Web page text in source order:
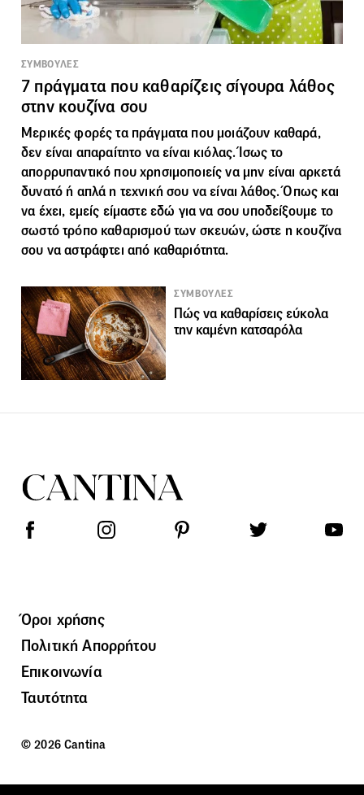
ΣΥΜΒΟΥΛΕΣ
7 πράγματα που καθαρίζεις σίγουρα λάθος
στην κουζίνα σου
Μερικές φορές τα πράγματα που μοιάζουν καθαρά,
δεν είναι απαραίτητο να είναι κιόλας. Ίσως το
απορρυπαντικό που χρησιμοποιείς να μην είναι αρκετά
δυνατό ή απλά η τεχνική σου να είναι λάθος. Όπως και
να έχει, εμείς είμαστε εδώ για να σου υποδείξουμε το
σωστό τρόπο καθαρισμού των σκευών, ώστε η κουζίνα
σου να αστράφτει από καθαριότητα.
ΣΥΜΒΟΥΛΕΣ
Πώς να καθαρίσεις εύκολα
την καμένη κατσαρόλα
Όροι χρήσης
Πολιτική Απορρήτου
Επικοινωνία
Ταυτότητα
© 2026 Cantina